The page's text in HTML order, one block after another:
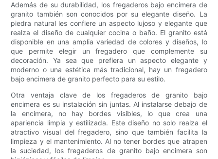
Además de su durabilidad, los fregaderos bajo encimera de
granito también son conocidos por su elegante diseño. La
piedra natural les confiere un aspecto lujoso y elegante que
realza el diseño de cualquier cocina o baño. El granito está
disponible en una amplia variedad de colores y diseños, lo
que permite elegir un fregadero que complemente su
decoración. Ya sea que prefiera un aspecto elegante y
moderno o una estética más tradicional, hay un fregadero
bajo encimera de granito perfecto para su estilo.
Otra ventaja clave de los fregaderos de granito bajo
encimera es su instalación sin juntas. Al instalarse debajo de
la encimera, no hay bordes visibles, lo que crea una
apariencia limpia y estilizada. Este diseño no solo realza el
atractivo visual del fregadero, sino que también facilita la
limpieza y el mantenimiento. Al no tener bordes que atrapen
la suciedad, los fregaderos de granito bajo encimera son